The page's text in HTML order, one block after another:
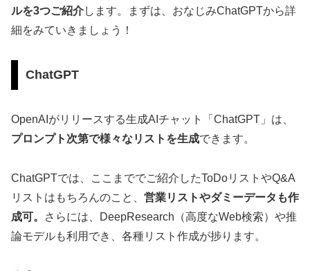
ルを3つご紹介します。まずは、おなじみChatGPTから詳
細をみていきましょう！
ChatGPT
OpenAIがリリースする生成AIチャット「ChatGPT」は、
プロンプト次第で様々なリストを生成できます。
ChatGPTでは、ここまででご紹介したToDoリストやQ&A
リストはもちろんのこと、 営業リストやダミーデータも作
成可。
さらには、DeepResearch（高度なWeb検索）や推
論モデルも利用でき、各種リスト作成が捗ります。